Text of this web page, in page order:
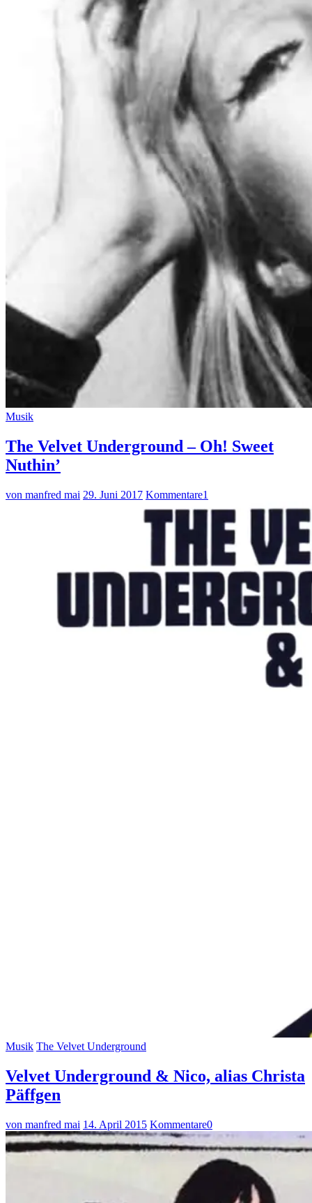
Musik
The Velvet Underground – Oh! Sweet
Nuthin’
von manfred mai 29. Juni 2017 Kommentare1
Musik The Velvet Underground
Velvet Underground & Nico, alias Christa
Päffgen
von manfred mai 14. April 2015 Kommentare0